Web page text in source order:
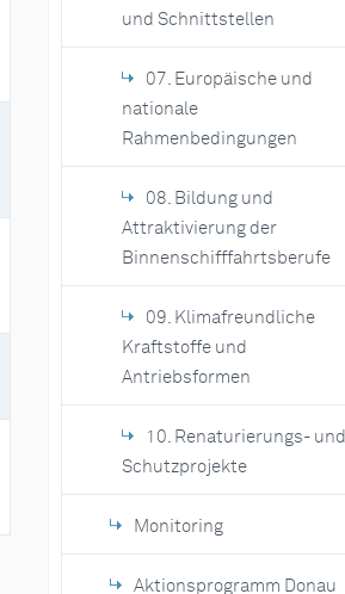
und Schnittstellen
07. Europäische und
nationale
Rahmenbedingungen
08. Bildung und
Attraktivierung der
Binnenschifffahrtsberufe
09. Klimafreundliche
Kraftstoffe und
Antriebsformen
10. Renaturierungs- und
Schutzprojekte
Monitoring
Aktionsprogramm Donau